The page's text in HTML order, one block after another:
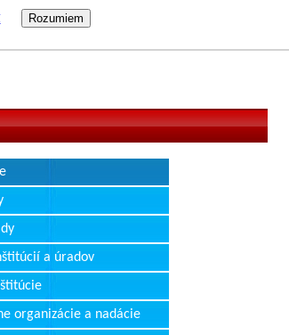
a úradov
organizácie a nadácie